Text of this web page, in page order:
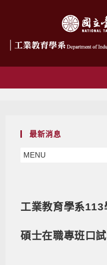
最新消息
MENU
工業教育學系113
碩士在職專班口